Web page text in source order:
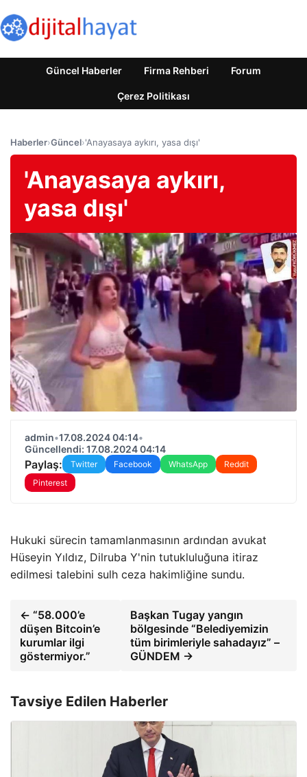
Güncel Haberler Firma Rehberi Forum
Çerez Politikası
Haberler›Güncel›'Anayasaya aykırı, yasa dışı'
'Anayasaya aykırı,
yasa dışı'
admin•17.08.2024 04:14•
Güncellendi: 17.08.2024 04:14
Paylaş: Twitter Facebook WhatsApp
Reddit
Pinterest
Hukuki sürecin tamamlanmasının ardından avukat
Hüseyin Yıldız, Dilruba Y'nin tutukluluğuna itiraz
edilmesi talebini sulh ceza hakimliğine sundu.
← “58.000’e
düşen Bitcoin’e
kurumlar ilgi
göstermiyor.”
Başkan Tugay yangın
bölgesinde “Belediyemizin
tüm birimleriyle sahadayız” –
GÜNDEM →
Tavsiye Edilen Haberler